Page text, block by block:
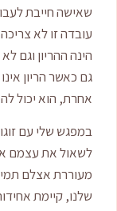
שאישה חייבת
עובדה זו לא
הינה ההריון וגם
גם כאשר הריון
אחרת, הוא יכול
במפגש שלי עם
לשאול את עצמם
מעוררת אצלם
שלנו, קיימת